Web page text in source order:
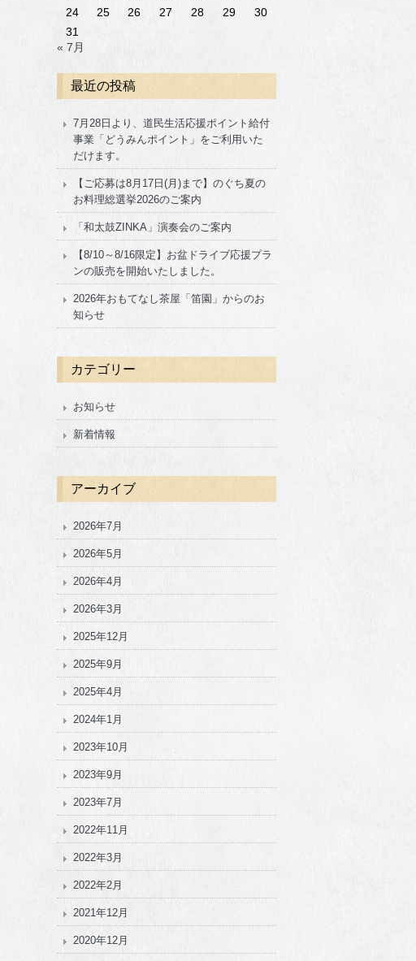
24
25 26 27 28 29
30
31
« 7月
最近の投稿
7月28日より、道民生活応援ポイント給付
事業「どうみんポイント」をご利用いた
だけます。
【ご応募は8月17日(月)まで】のぐち夏の
お料理総選挙2026のご案内
「和太鼓ZINKA」演奏会のご案内
【8/10～8/16限定】お盆ドライブ応援プラ
ンの販売を開始いたしました。
2026年おもてなし茶屋「笛園」からのお
知らせ
カテゴリー
お知らせ
新着情報
アーカイブ
2026年7月
2026年5月
2026年4月
2026年3月
2025年12月
2025年9月
2025年4月
2024年1月
2023年10月
2023年9月
2023年7月
2022年11月
2022年3月
2022年2月
2021年12月
2020年12月